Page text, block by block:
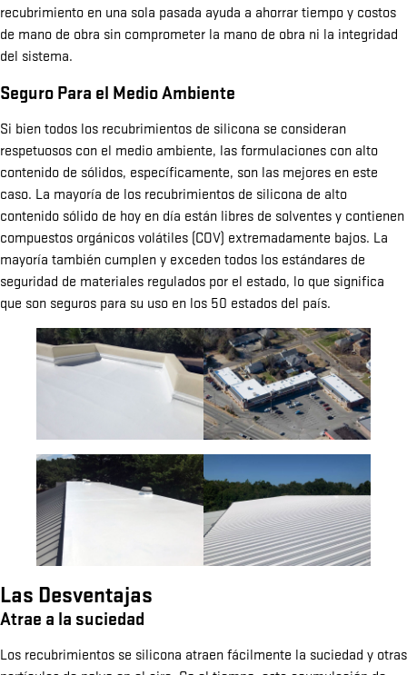
recubrimiento en una sola pasada ayuda a ahorrar tiempo y costos
de mano de obra sin comprometer la mano de obra ni la integridad
del sistema.
Seguro Para el Medio Ambiente
Si bien todos los recubrimientos de silicona se consideran
respetuosos con el medio ambiente, las formulaciones con alto
contenido de sólidos, específicamente, son las mejores en este
caso. La mayoría de los recubrimientos de silicona de alto
contenido sólido de hoy en día están libres de solventes y contienen
compuestos orgánicos volátiles (COV) extremadamente bajos. La
mayoría también cumplen y exceden todos los estándares de
seguridad de materiales regulados por el estado, lo que significa
que son seguros para su uso en los 50 estados del país.
Las Desventajas
Atrae a la suciedad
Los recubrimientos se silicona atraen fácilmente la suciedad y otras